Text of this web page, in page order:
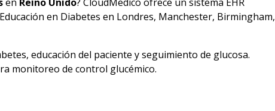
en Diabetes en Londres, Manchester, Birmingham,
educación del paciente y seguimiento de glucosa.
monitoreo de control glucémico.